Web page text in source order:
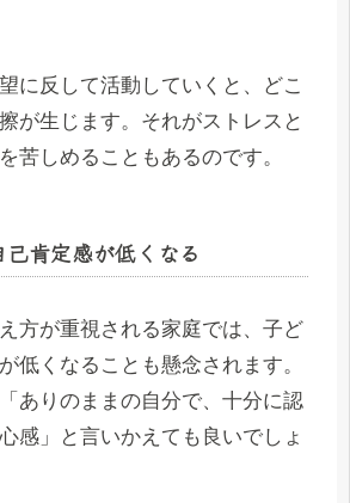
に反して活動していくと、どこ
が生じます。それがストレスと
苦しめることもあるのです。
肯定感が低くなる
方が重視される家庭では、子ど
低くなることも懸念されます。
ありのままの自分で、十分に認
感」と言いかえても良いでしょ